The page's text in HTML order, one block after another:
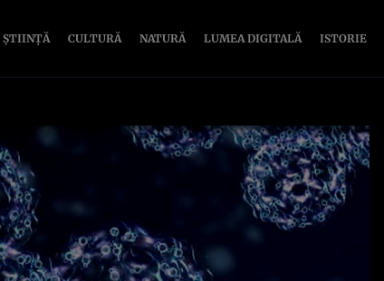
ȘTIINȚĂ CULTURĂ NATURĂ LUMEA DIGITALĂ ISTORIE